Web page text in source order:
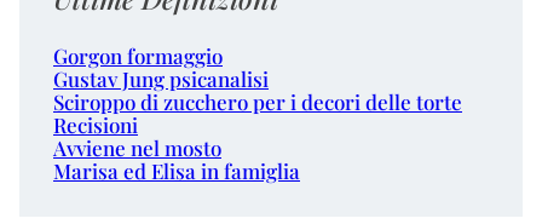
Gorgon formaggio
Gustav Jung psicanalisi
Sciroppo di zucchero per i decori delle torte
Recisioni
Avviene nel mosto
Marisa ed Elisa in famiglia